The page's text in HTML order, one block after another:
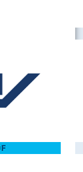
je členom